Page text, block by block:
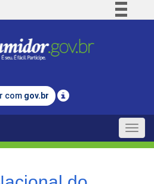
Comunica BR
Legislação
com gov.br
Toggle